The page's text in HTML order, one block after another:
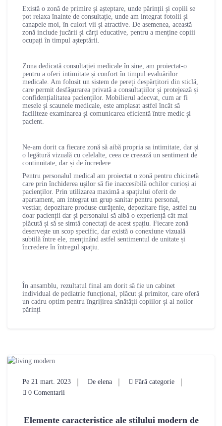
Există o zonă de primire și așteptare, unde părinții și copiii se
pot relaxa înainte de consultație, unde am integrat fotolii și
canapele moi, în culori vii și atractive. De asemenea, această
zonă include jucării și cărți educative, pentru a menține copiii
ocupați în timpul așteptării.
Zona dedicată consultației medicale în sine, am proiectat-o
pentru a oferi intimitate și confort în timpul evaluărilor
medicale. Am folosit un sistem de pereți despărțitori din sticlă,
care permit desfășurarea privată a consultațiilor și protejează și
confidențialitatea pacienților. Mobilierul adecvat, cum ar fi
mesele și scaunele medicale, este amplasat astfel încât să
faciliteze examinarea și comunicarea eficientă între medic și
pacient.
Ne-am dorit ca fiecare zonă să aibă propria sa intimitate, dar și
o legătură vizuală cu celelalte, ceea ce creează un sentiment de
continuitate, dar și de încredere.
Pentru personalul medical am proiectat o zonă pentru chicinetă
care prin închiderea ușilor să fie inaccesibilă ochilor curioși ai
pacienților. Prin utilizarea maximă a spațiului oferit de
apartament, am integrat un grup sanitar pentru personal,
vestiar, depozitare produse curățenie, depozitare fișe, astfel nu
doar pacienții dar și personalul să aibă o experiență cât mai
plăcută și să se simtă conectați de acest spațiu. Fiecare zonă
deservește un scop specific, dar există o conexiune vizuală
subtilă între ele, menținând astfel sentimentul de unitate și
încredere în întregul spațiu.
În ansamblu, rezultatul final am dorit să fie un cabinet
individual de pediatrie funcțional, plăcut și primitor, care oferă
un cadru optim pentru îngrijirea sănătății copiilor și al noilor
părinți
Pe 21 mart. 2023 De elena
Fără categorie
0 Comentarii
Elemente caracteristice ale stilului modern de